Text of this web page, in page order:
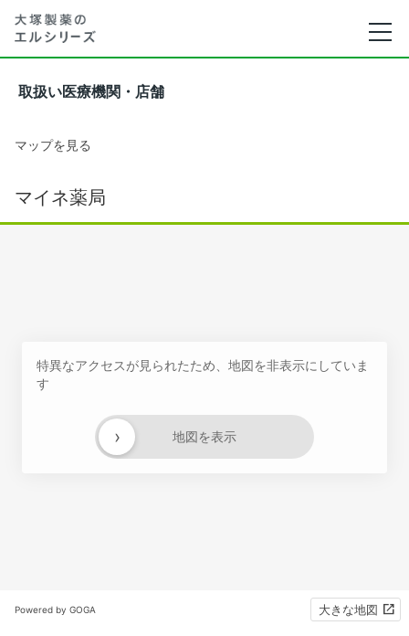
取扱い医療機関・店舗
マップを見る
マイネ薬局
特異なアクセスが見られたため、地図を非表示にしていま
す
地図を表示
›
Powered by GOGA 大きな地図